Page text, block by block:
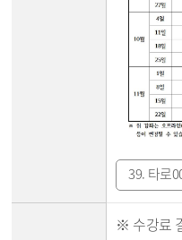
39. 타로
※ 수강료